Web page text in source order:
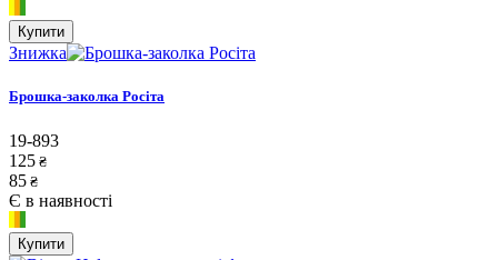
Купити
Знижка
Брошка-заколка Росіта
19-893
125 ₴
85 ₴
Є в наявності
Купити